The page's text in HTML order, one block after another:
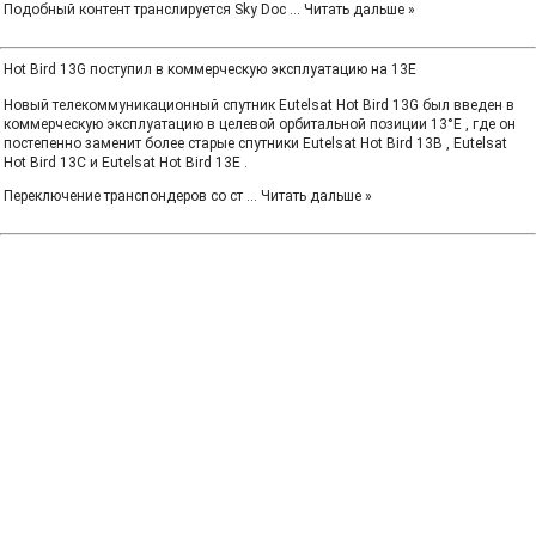
Подобный контент транслируется Sky Doc ... Читать дальше »
Hot Bird 13G поступил в коммерческую эксплуатацию на 13E
Новый телекоммуникационный спутник Eutelsat Hot Bird 13G был введен в
коммерческую эксплуатацию в целевой орбитальной позиции 13°E , где он
постепенно заменит более старые спутники Eutelsat Hot Bird 13B , Eutelsat
Hot Bird 13C и Eutelsat Hot Bird 13E .
Переключение транспондеров со ст ... Читать дальше »